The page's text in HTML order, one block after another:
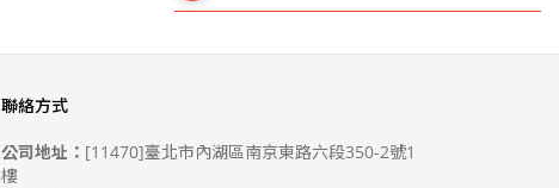
(349)
聯絡方式
公司地址： [11470]臺北市內湖區南京東路六段350-2號1
樓